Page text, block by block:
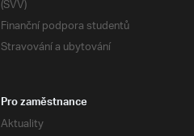
(SVV)
Finanční podpora studentů
Stravování a ubytování
Pro zaměstnance
Aktuality